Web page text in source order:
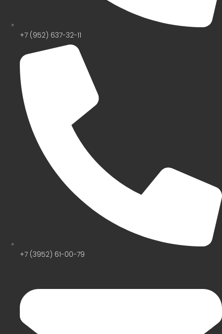
+7 (952) 637-32-11
+7 (3952) 61-00-79